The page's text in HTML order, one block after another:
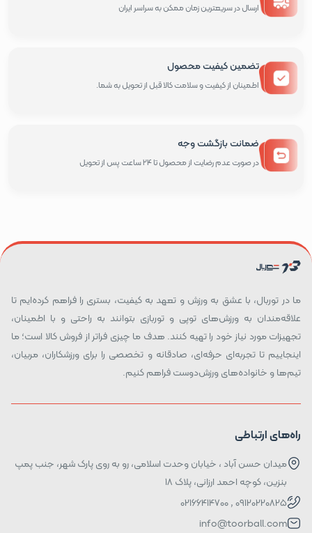
ارسال در سریعترین زمان ممکن به سراسر ایران
تضمین کیفیت محصول
اطمینان از کیفیت و سلامت کالا قبل از تحویل به شما.
ضمانت بازگشت وجه
در صورت عدم رضایت از محصول تا 24 ساعت پس از تحویل
ما در توربال، با عشق به ورزش و تعهد به کیفیت، بستری را فراهم کرده‌ایم تا
علاقه‌مندان به ورزش‌های توپی و توربازی بتوانند به راحتی و با اطمینان،
تجهیزات مورد نیاز خود را تهیه کنند. هدف ما چیزی فراتر از فروش کالا است؛ ما
اینجاییم تا تجربه‌ای حرفه‌ای، صادقانه و تخصصی را برای ورزشکاران، مربیان،
تیم‌ها و خانواده‌های ورزش‌دوست فراهم کنیم.
راه‌های ارتباطی
میدان حسن آباد ، خیابان وحدت اسلامی، رو به روی پارک شهر، جنب پمپ
بنزین، کوچه احمد ارزانی، پلاک ۱۸
09120220825 , 02166414700
info@toorball.com